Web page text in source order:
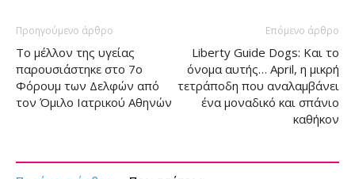
Προηγούμενο άρθρο
Το μέλλον της υγείας
παρουσιάστηκε στο 7ο
Φόρουμ των Δελφών από
τον Όμιλο Ιατρικού Αθηνών
Επόμενο άρθρο
Liberty Guide Dogs: Και το
όνομα αυτής… April, η μικρή
τετράποδη που αναλαμβάνει
ένα μοναδικό και σπάνιο
καθήκον